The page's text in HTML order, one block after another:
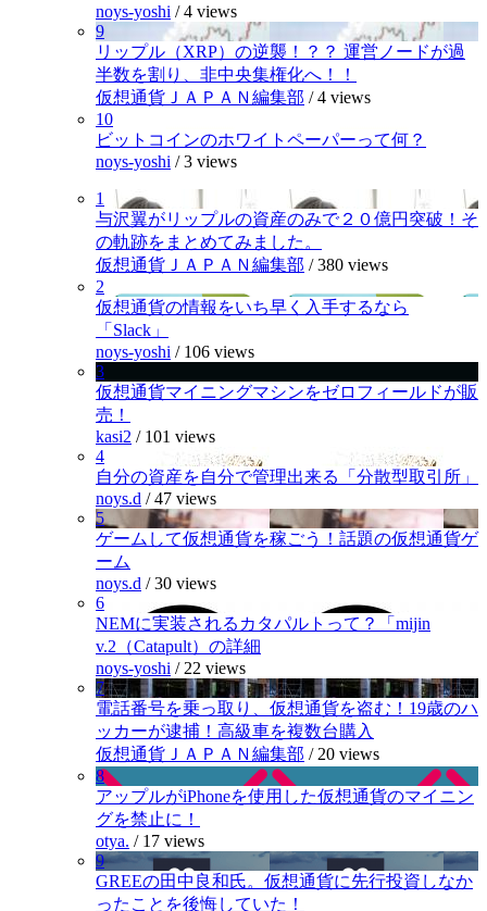
noys-yoshi /4 views
9
リップル（XRP）の逆襲！？？ 運営ノードが過
半数を割り、非中央集権化へ！！
仮想通貨ＪＡＰＡＮ編集部 /4 views
10
ビットコインのホワイトペーパーって何？
noys-yoshi /3 views
1
与沢翼がリップルの資産のみで２０億円突破！そ
の軌跡をまとめてみました。
仮想通貨ＪＡＰＡＮ編集部 /380 views
2
仮想通貨の情報をいち早く入手するなら
「Slack」
noys-yoshi / 106 views
3
仮想通貨マイニングマシンをゼロフィールドが販
売！
kasi2 / 101 views
4
自分の資産を自分で管理出来る「分散型取引所」
noys.d /47 views
5
ゲームして仮想通貨を稼ごう！話題の仮想通貨ゲ
ーム
noys.d /30 views
6
NEMに実装されるカタパルトって？「mijin
v.2（Catapult）の詳細
noys-yoshi / 22 views
7
電話番号を乗っ取り、仮想通貨を盗む！19歳のハ
ッカーが逮捕！高級車を複数台購入
仮想通貨ＪＡＰＡＮ編集部 / 20 views
8
アップルがiPhoneを使用した仮想通貨のマイニン
グを禁止に！
otya. / 17 views
9
GREEの田中良和氏。仮想通貨に先行投資しなか
ったことを後悔していた！